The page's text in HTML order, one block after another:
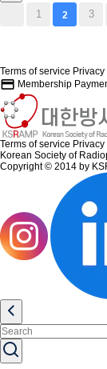
1 2 3
Terms of service
credit_card Membership
Terms of service
Korean Society of
Copyright © 2014 by